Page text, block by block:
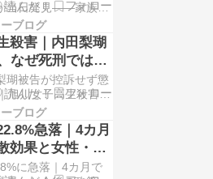
テレビから弁護士に
説
当日発見——家族が
説 2025年認知症行
警察庁2026年6月公
徊・行方不明対策｜
が当日発見——家
を解説 夕食の準備を
間でした。振り返る
ブログ
殺害｜内田梨瑚
なぜ死刑ではな
罪成立の理由も
瑚被告が控訴せず懲
旭川女子高生殺害、
殺人罪が成立したの
年6月24日 更新
しない方針——懲役
年6月24日、弁
による懲役27年の判
ブログ
急落｜4カ月
効果と女性・若
を解説
に急落｜4カ月で